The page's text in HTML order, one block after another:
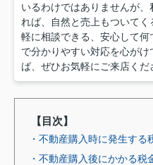
いるわけではありませんが
れば、自然と売上もついて
軽に相談できる、安心して
で分かりやすい対応を心が
ば、ぜひお気軽にご来店くだ
【目次】
・不動産購入時に発生する
・不動産購入後にかかる税